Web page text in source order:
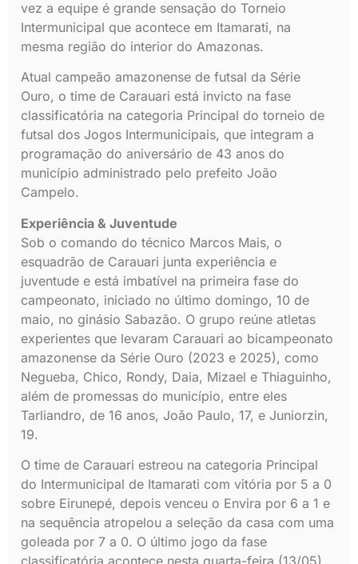
vez a equipe é grande sensação do Torneio
Intermunicipal que acontece em Itamarati, na
mesma região do interior do Amazonas.
Atual campeão amazonense de futsal da Série
Ouro, o time de Carauari está invicto na fase
classificatória na categoria Principal do torneio de
futsal dos Jogos Intermunicipais, que integram a
programação do aniversário de 43 anos do
município administrado pelo prefeito João
Campelo.
Experiência & Juventude
Sob o comando do técnico Marcos Mais, o
esquadrão de Carauari junta experiência e
juventude e está imbatível na primeira fase do
campeonato, iniciado no último domingo, 10 de
maio, no ginásio Sabazão. O grupo reúne atletas
experientes que levaram Carauari ao bicampeonato
amazonense da Série Ouro (2023 e 2025), como
Negueba, Chico, Rondy, Daia, Mizael e Thiaguinho,
além de promessas do município, entre eles
Tarliandro, de 16 anos, João Paulo, 17, e Juniorzin,
19.
O time de Carauari estreou na categoria Principal
do Intermunicipal de Itamarati com vitória por 5 a 0
sobre Eirunepé, depois venceu o Envira por 6 a 1 e
na sequência atropelou a seleção da casa com uma
goleada por 7 a 0. O último jogo da fase
classificatória acontece nesta quarta-feira (13/05),